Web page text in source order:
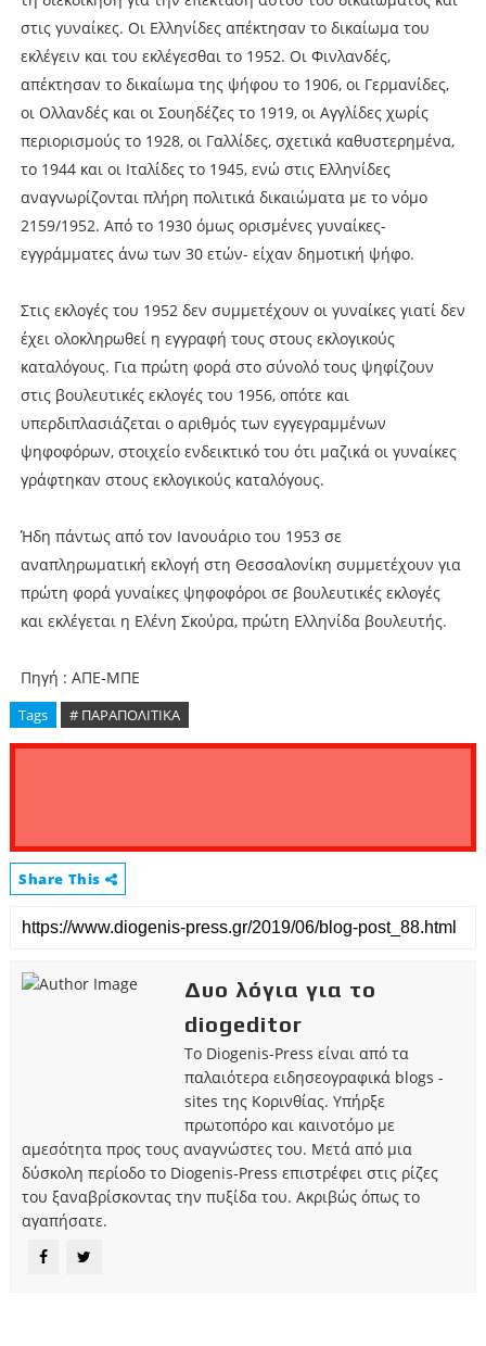
στις γυναίκες. Οι Ελληνίδες απέκτησαν το δικαίωμα του
εκλέγειν και του εκλέγεσθαι το 1952. Οι Φινλανδές,
απέκτησαν το δικαίωμα της ψήφου το 1906, οι Γερμανίδες,
οι Ολλανδές και οι Σουηδέζες το 1919, οι Αγγλίδες χωρίς
περιορισμούς το 1928, οι Γαλλίδες, σχετικά καθυστερημένα,
το 1944 και οι Ιταλίδες το 1945, ενώ στις Ελληνίδες
αναγνωρίζονται πλήρη πολιτικά δικαιώματα με το νόμο
2159/1952. Από το 1930 όμως ορισμένες γυναίκες-
εγγράμματες άνω των 30 ετών- είχαν δημοτική ψήφο.
Στις εκλογές του 1952 δεν συμμετέχουν οι γυναίκες γιατί δεν
έχει ολοκληρωθεί η εγγραφή τους στους εκλογικούς
καταλόγους. Για πρώτη φορά στο σύνολό τους ψηφίζουν
στις βουλευτικές εκλογές του 1956, οπότε και
υπερδιπλασιάζεται ο αριθμός των εγγεγραμμένων
ψηφοφόρων, στοιχείο ενδεικτικό του ότι μαζικά οι γυναίκες
γράφτηκαν στους εκλογικούς καταλόγους.
Ήδη πάντως από τον Ιανουάριο του 1953 σε
αναπληρωματική εκλογή στη Θεσσαλονίκη συμμετέχουν για
πρώτη φορά γυναίκες ψηφοφόροι σε βουλευτικές εκλογές
και εκλέγεται η Ελένη Σκούρα, πρώτη Ελληνίδα βουλευτής.
Πηγή : ΑΠΕ-ΜΠΕ
Tags # ΠΑΡΑΠΟΛΙΤΙΚΑ
Share This
Δυο λόγια για το
diogeditor
Το Diogenis-Press είναι από τα
παλαιότερα ειδησεογραφικά blogs -
sites της Κορινθίας. Υπήρξε
πρωτοπόρο και καινοτόμο με
αμεσότητα προς τους αναγνώστες του. Μετά από μια
δύσκολη περίοδο το Diogenis-Press επιστρέφει στις ρίζες
του ξαναβρίσκοντας την πυξίδα του. Ακριβώς όπως το
αγαπήσατε.